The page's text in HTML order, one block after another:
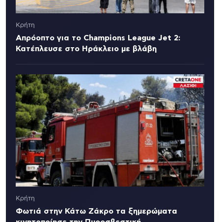
Κρήτη
Απρόοπτο για το Champions League Jet 2:
Κατέπλευσε στο Ηράκλειο με βλάβη
Κρήτη
Φωτιά στην Κάτω Ζάκρο τα ξημερώματα